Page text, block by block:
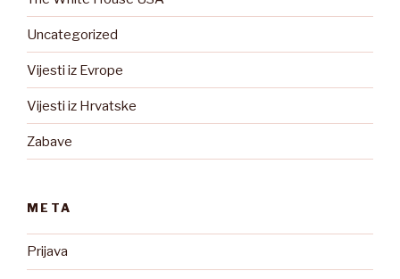
Uncategorized
Vijesti iz Evrope
Vijesti iz Hrvatske
Zabave
META
Prijava